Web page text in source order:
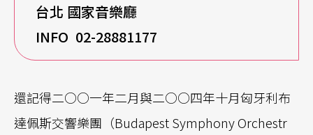
台北 國家音樂廳
INFO 02-28881177
還記得二○○一年二月與二○○四年十月匈牙利布
達佩斯交響樂團（Budapest Symphony Orchestr